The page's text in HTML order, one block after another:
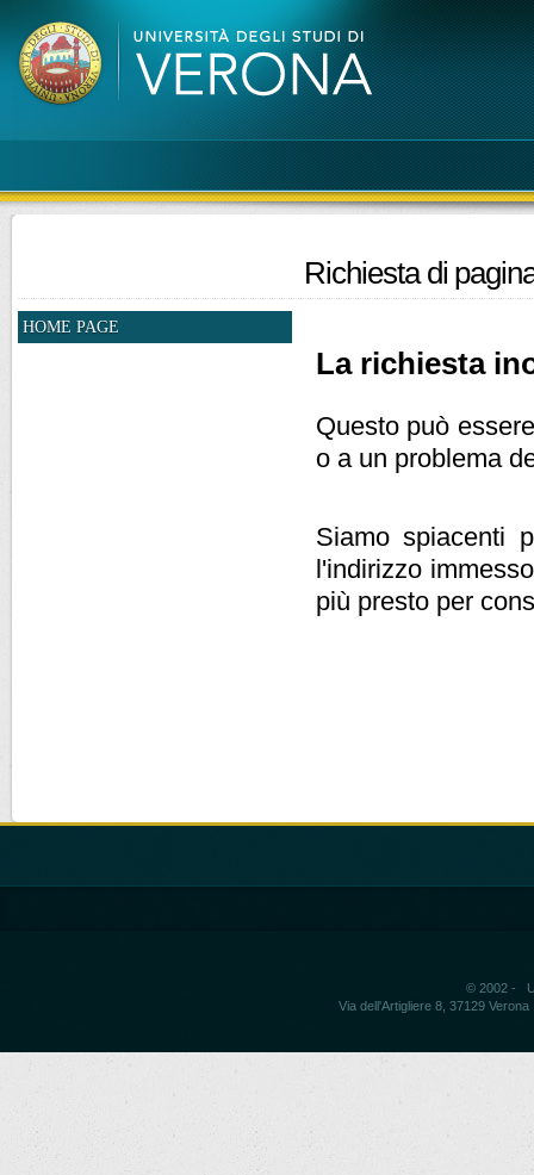
Richiesta di
HOME PAGE
La richiesta
Questo può
o a un problema
Siamo spiacenti
l'indirizzo
più presto per
© 2002 -
Via dell'Artigliere 8, 37129